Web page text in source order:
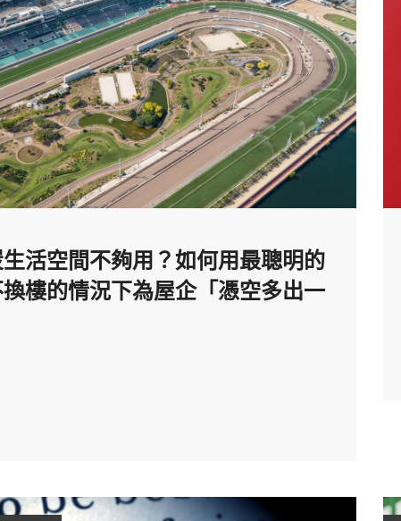
活空間不夠用？如何用最聰明的
樓的情況下為屋企「憑空多出一